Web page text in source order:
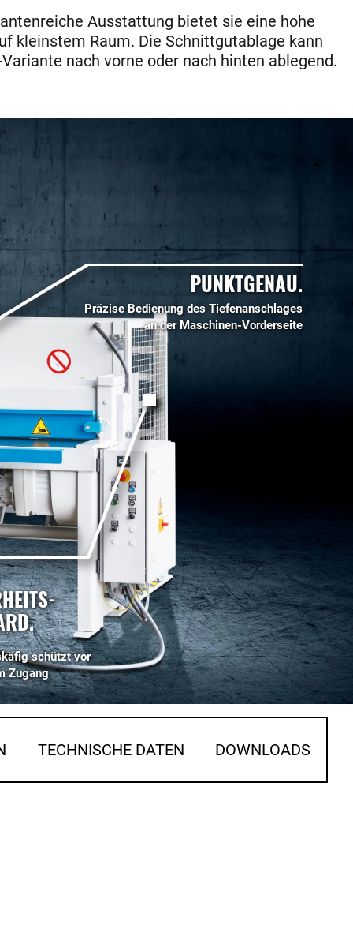
Ausstattung bietet sie eine hohe
kleinstem Raum. Die Schnittgutablage kann
nach vorne oder nach hinten ablegend.
PUNKTGENAU.
Präzise Bedienung des Tiefenanschlages
an der Maschinen-Vorderseite
schützt vor
Zugang
TECHNISCHE DATEN DOWNLOADS